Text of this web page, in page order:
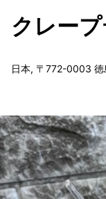
クレー
日本, 〒772-0003